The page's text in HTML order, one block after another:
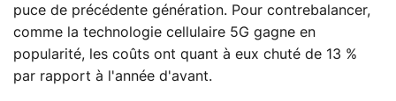
puce de précédente génération. Pour contrebalancer,
comme la technologie cellulaire 5G gagne en
popularité, les coûts ont quant à eux chuté de 13 %
par rapport à l'année d'avant.